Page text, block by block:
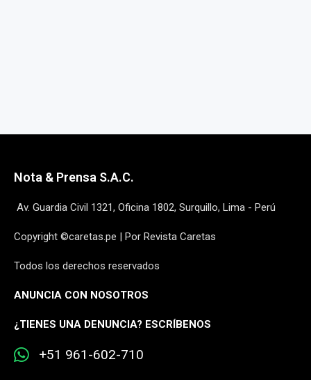
Nota & Prensa S.A.C.
Av. Guardia Civil 1321, Oficina 1802, Surquillo, Lima - Perú
Copyright ©caretas.pe | Por Revista Caretas
Todos los derechos reservados
ANUNCIA CON NOSOTROS
¿TIENES UNA DENUNCIA? ESCRÍBENOS
+51 961-602-710